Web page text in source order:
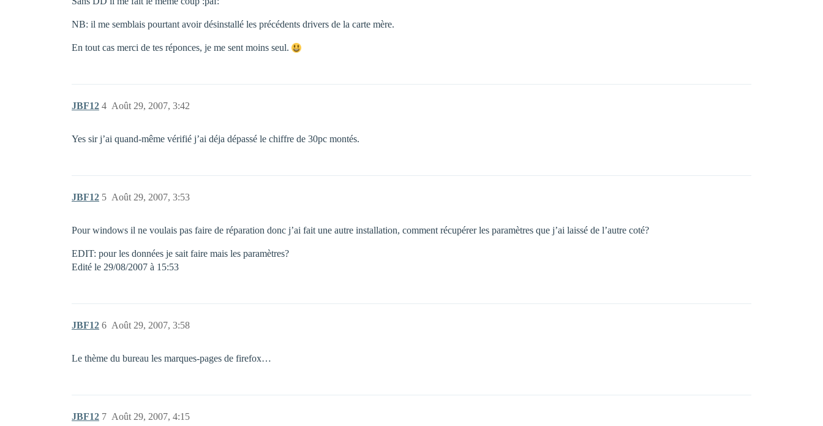
NB: il me semblais pourtant avoir désinstallé les précédents drivers de la carte mère.
En tout cas merci de tes réponces, je me sent moins seul.
JBF12 Août 29, 2007, 3:42
4
Yes sir j’ai quand-même vérifié j’ai déja dépassé le chiffre de 30pc montés.
JBF12 Août 29, 2007, 3:53
5
Pour windows il ne voulais pas faire de réparation donc j’ai fait une autre installation, comment récupérer les paramètres que j’ai laissé de l’autre coté?
EDIT: pour les données je sait faire mais les paramètres?
Edité le 29/08/2007 à 15:53
JBF12 Août 29, 2007, 3:58
6
Le thème du bureau les marques-pages de firefox…
JBF12 Août 29, 2007, 4:15
7